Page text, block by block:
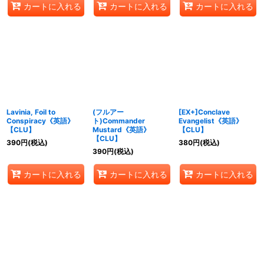
カートに入れる カートに入れる カートに入れる
Lavinia, Foil to
Conspiracy《英語》
【CLU】
390円(税込)
カートに入れる
(フルアー
ト)Commander
Mustard《英語》
【CLU】
390円(税込)
カートに入れる
[EX+]Conclave
Evangelist《英語》
【CLU】
380円(税込)
カートに入れる